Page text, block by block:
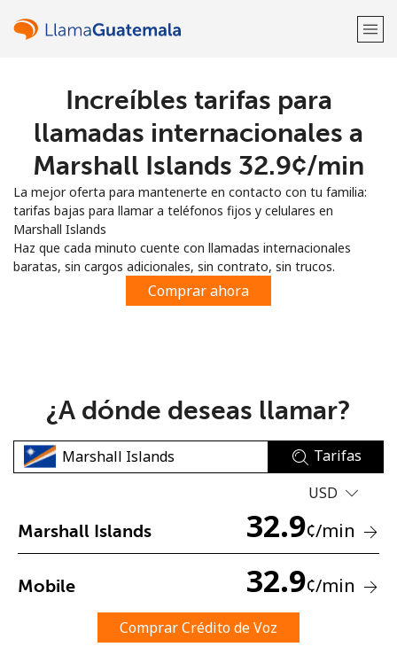
¡Bienvenido!
Regístrate con
o
No se ha creado una contraseña
Una letra mayúscula y una minúscula
Un caracter especial
Increíbles tarifas para
llamadas internacionales a
Marshall Islands ⁦32.9¢⁩/min
La mejor oferta para mantenerte en contacto con tu familia:
tarifas bajas para llamar a teléfonos fijos y celulares en
Marshall Islands
Haz que cada minuto cuente con llamadas internacionales
baratas, sin cargos adicionales, sin contrato, sin trucos.
Comprar ahora
¿A dónde deseas llamar?
Tarifas
USD
Marshall Islands 32.9¢/min
Mobile 32.9¢/min
Comprar Crédito de Voz